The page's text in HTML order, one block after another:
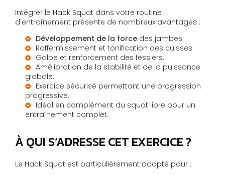
Intégrer le Hack Squat dans votre routine
d'entraînement présente de nombreux avantages :
Développement de la force des jambes.
Raffermissement et tonification des cuisses.
Galbe et renforcement des fessiers.
Amélioration de la stabilité et de la puissance
globale.
Exercice sécurisé permettant une progression
progressive.
Idéal en complément du squat libre pour un
entraînement complet.
À QUI S’ADRESSE CET EXERCICE ?
Le Hack Squat est particulièrement adapté pour :